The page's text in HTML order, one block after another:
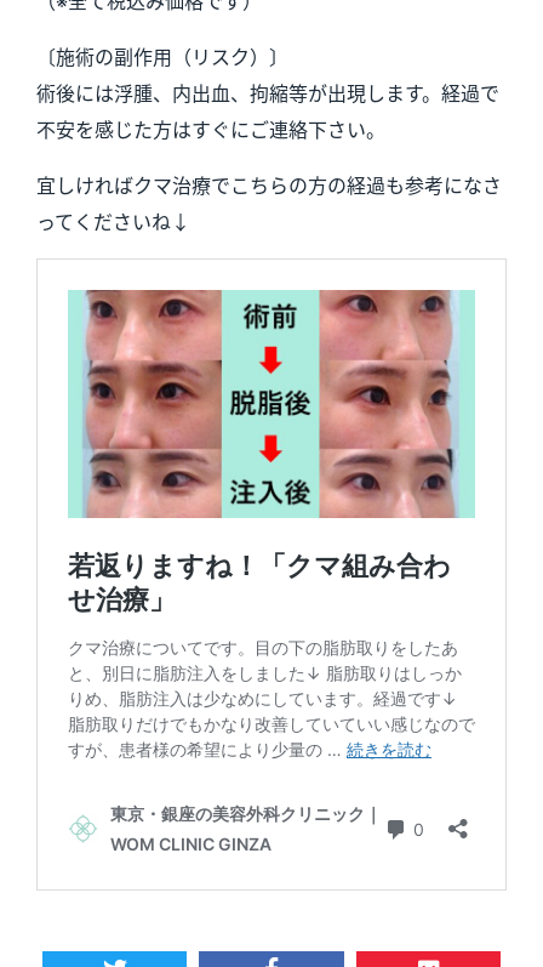
〔施術の副作用（リスク）〕
術後には浮腫、内出血、拘縮等が出現します。経過で
不安を感じた方はすぐにご連絡下さい。
宜しければクマ治療でこちらの方の経過も参考になさ
ってくださいね↓